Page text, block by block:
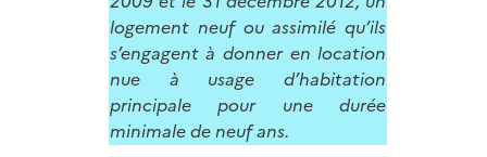
logement neuf ou assimilé qu’ils
s’engagent à donner en location
nue à usage d’habitation
principale pour une durée
minimale de neuf ans.